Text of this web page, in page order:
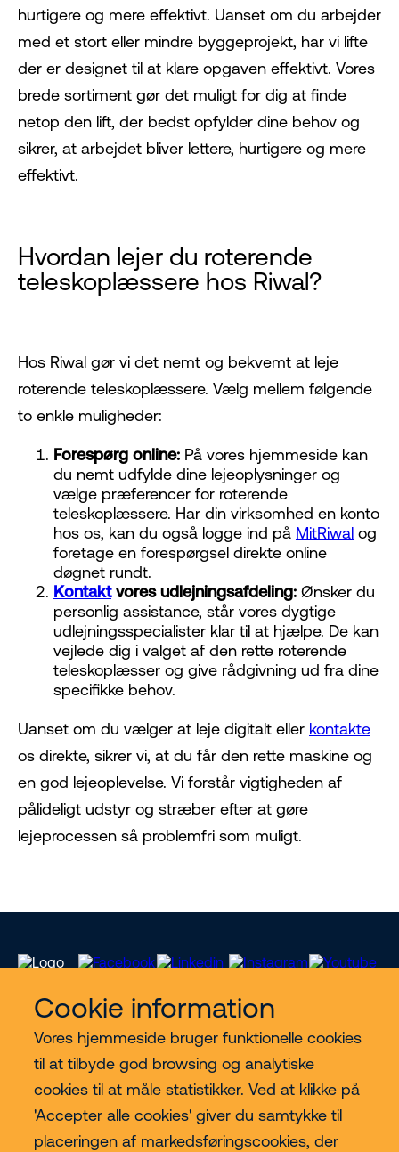
Cookie information
Vores hjemmeside bruger funktionelle cookies
til at tilbyde god browsing og analytiske
cookies til at måle statistikker. Ved at klikke på
'Accepter alle cookies' giver du samtykke til
placeringen af markedsføringscookies, der
hurtigere og mere effektivt. Uanset om du arbejder
med et stort eller mindre byggeprojekt, har vi lifte
der er designet til at klare opgaven effektivt. Vores
brede sortiment gør det muligt for dig at finde
netop den lift, der bedst opfylder dine behov og
sikrer, at arbejdet bliver lettere, hurtigere og mere
effektivt.
Hvordan lejer du roterende
teleskoplæssere hos Riwal?
Hos Riwal gør vi det nemt og bekvemt at leje
roterende teleskoplæssere. Vælg mellem følgende
to enkle muligheder:
Forespørg online: På vores hjemmeside kan
du nemt udfylde dine lejeoplysninger og
vælge præferencer for roterende
teleskoplæssere. Har din virksomhed en konto
hos os, kan du også logge ind på MitRiwal og
foretage en forespørgsel direkte online
døgnet rundt.
Kontaktvores udlejningsafdeling: Ønsker du
personlig assistance, står vores dygtige
udlejningsspecialister klar til at hjælpe. De kan
vejlede dig i valget af den rette roterende
teleskoplæsser og give rådgivning ud fra dine
specifikke behov.
Uanset om du vælger at leje digitalt eller kontakte
os direkte, sikrer vi, at du får den rette maskine og
en god lejeoplevelse. Vi forstår vigtigheden af
pålideligt udstyr og stræber efter at gøre
lejeprocessen så problemfri som muligt.
Vores services
Lift kategorier